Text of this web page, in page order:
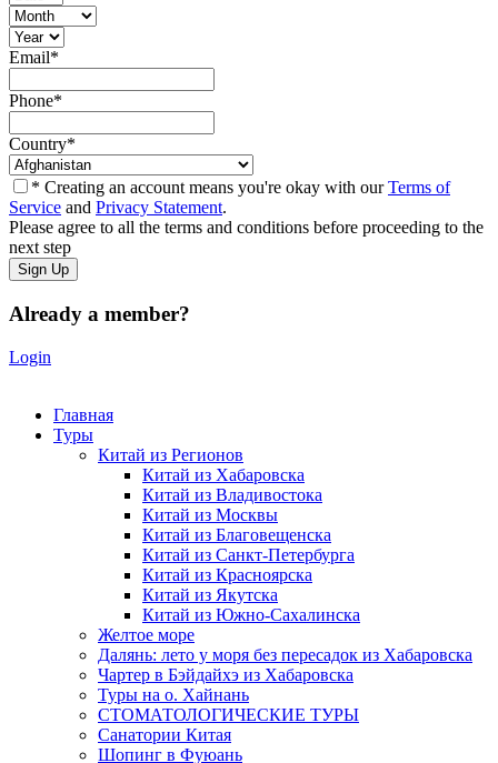
Email*
Phone*
Country*
* Creating an account means you're okay with ourTerms of
Service and Privacy Statement.
Please agree to all the terms and conditions before proceeding to the
next step
Already a member?
Login
Главная
Туры
Китай из Регионов
Китай из Хабаровска
Китай из Владивостока
Китай из Москвы
Китай из Благовещенска
Китай из Санкт-Петербурга
Китай из Красноярска
Китай из Якутска
Китай из Южно-Сахалинска
Желтое море
Далянь: лето у моря без пересадок из Хабаровска
Чартер в Бэйдайхэ из Хабаровска
Туры на о. Хайнань
СТОМАТОЛОГИЧЕСКИЕ ТУРЫ
Санатории Китая
Шопинг в Фуюань